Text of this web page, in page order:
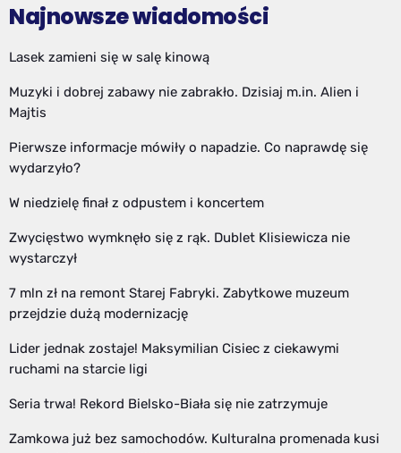
Najnowsze wiadomości
Lasek zamieni się w salę kinową
Muzyki i dobrej zabawy nie zabrakło. Dzisiaj m.in. Alien i
Majtis
Pierwsze informacje mówiły o napadzie. Co naprawdę się
wydarzyło?
W niedzielę finał z odpustem i koncertem
Zwycięstwo wymknęło się z rąk. Dublet Klisiewicza nie
wystarczył
7 mln zł na remont Starej Fabryki. Zabytkowe muzeum
przejdzie dużą modernizację
Lider jednak zostaje! Maksymilian Cisiec z ciekawymi
ruchami na starcie ligi
Seria trwa! Rekord Bielsko-Biała się nie zatrzymuje
Zamkowa już bez samochodów. Kulturalna promenada kusi